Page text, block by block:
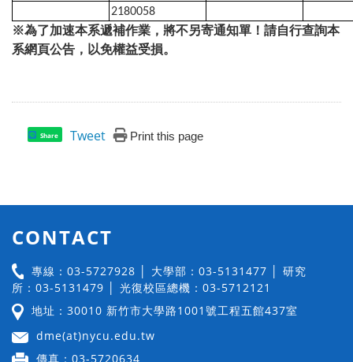
2180058
※為了加速本系遞補作業，將不另寄通知單！請自行查詢本
系網頁公告，以免權益受損。
Share Tweet Print this page
CONTACT
專線：03-5727928 │ 大學部：03-5131477 │ 研究
所：03-5131479 │ 光復校區總機：03-5712121
地址：30010 新竹市大學路1001號工程五館437室
dme(at)nycu.edu.tw
傳真：03-5720634